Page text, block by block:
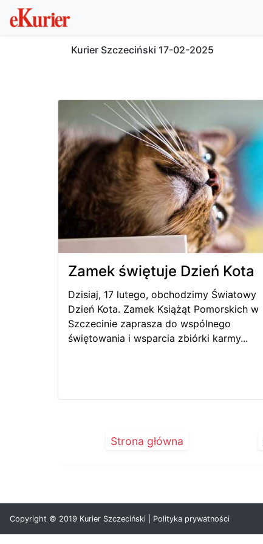
Kurier Szczeciński 17-02-2025
Zamek świętuje Dzień Kota
Dzisiaj, 17 lutego, obchodzimy Światowy
Dzień Kota. Zamek Książąt Pomorskich w
Szczecinie zaprasza do wspólnego
świętowania i wsparcia zbiórki karmy...
Strona główna
Copyright © 2019 Kurier Szczeciński | Polityka prywatności